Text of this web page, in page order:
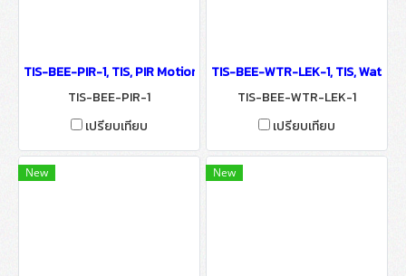
TIS-BEE-PIR-1, TIS, PIR Motion Sensor Wall Mounted - IoT Smart
TIS-BEE-PIR-1
เปรียบเทียบ
TIS-BEE-WTR-LEK-1, TIS,
TIS-BEE-WTR-LEK-1
เปรียบเทียบ
New New